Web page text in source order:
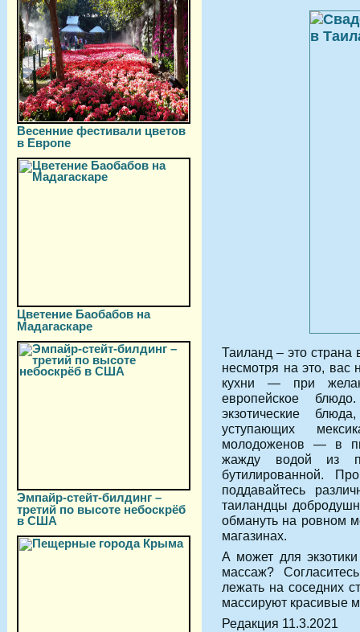
Весенние фестивали цветов
в Европе
Цветение Баобабов на
Мадагаскаре
Эмпайр-стейт-билдинг –
третий по высоте небоскрёб
в США
Таиланд – это страна
несмотря на это, вас
кухни — при
европейское
экзотические
уступающих
молодоженов — в
жажду водой из
бутилированной.
поддавайтесь
таиландцы
обмануть на ровном
магазинах.
А может для
массаж?
лежать на соседних
массируют красивые
Редакция 11.3.2021